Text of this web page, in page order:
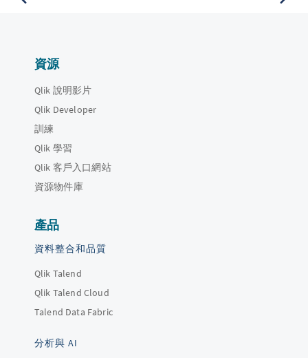
資源
Qlik 說明影片
Qlik Developer
訓練
Qlik 學習
Qlik 客戶入口網站
資源物件庫
產品
資料整合和品質
Qlik Talend
Qlik Talend Cloud
Talend Data Fabric
分析與 AI